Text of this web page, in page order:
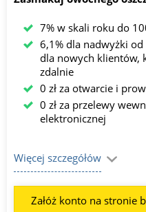
7% w skali roku do
6,1% dla nadwyżki od
dla nowych klientów,
zdalnie
0 zł za otwarcie i
0 zł za przelewy
elektronicznej
Więcej szczegółów
Załóż konto na stronie